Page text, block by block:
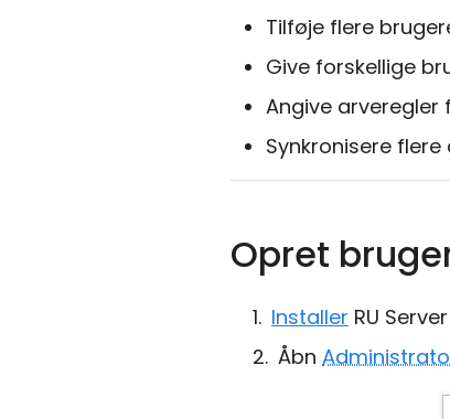
Tilføje flere
Give forskellige
Angive
Synkronisere
Opret
Installer RU
Åbn